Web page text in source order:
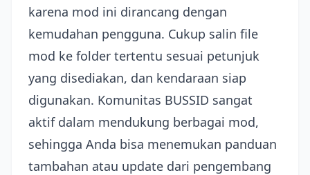
karena mod ini dirancang dengan
kemudahan pengguna. Cukup salin file
mod ke folder tertentu sesuai petunjuk
yang disediakan, dan kendaraan siap
digunakan. Komunitas BUSSID sangat
aktif dalam mendukung berbagai mod,
sehingga Anda bisa menemukan panduan
tambahan atau update dari pengembang